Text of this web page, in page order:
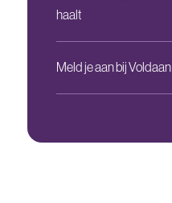
haalt
Meld je aan bij Voldaan